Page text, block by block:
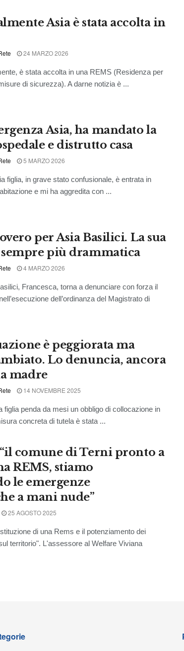
Asia è stata accolta in
24 MARZO 2026
è stata accolta in una REMS (Residenza per
di sicurezza). A darne notizia è ...
Asia, ha mandato la
e distrutto casa
5 MARZO 2026
figlia, in grave stato confusionale, è entrata in
e mi ha aggredita con ...
per Asia Basilici. La sua
più drammatica
4 MARZO 2026
Francesca, torna a denunciare con forza il
dell’ordinanza del Magistrato di
è peggiorata ma
Lo denuncia, ancora
madre
14 NOVEMBRE 2025
figlia penda da mesi un obbligo di collocazione in
concreta di tutela è stata ...
comune di Terni pronto a
REMS, stiamo
le emergenze
a mani nude”
25 AGOSTO 2025
di una Rems e il potenziamento dei
territorio". L'assessore al Welfare Viviana